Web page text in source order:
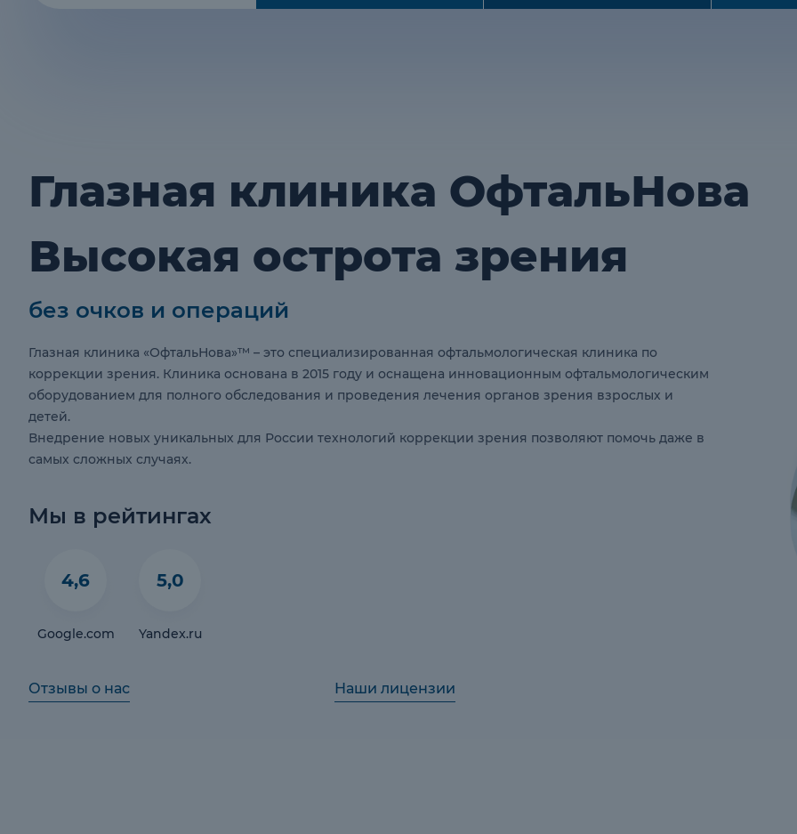
Глазная клиника ОфтальНова
Высокая острота зрения
без очков и операций
Глазная клиника «ОфтальНова»™ – это специализированная офтальмологическая клиника по
коррекции зрения. Клиника основана в 2015 году и оснащена инновационным офтальмологическим
оборудованием для полного обследования и проведения лечения органов зрения взрослых и
детей.
Внедрение новых уникальных для России технологий коррекции зрения позволяют помочь даже в
самых сложных случаях.
Мы в рейтингах
4,6
Google.com
5,0
Yandex.ru
Отзывы о нас Наши лицензии